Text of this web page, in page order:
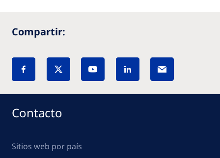
Compartir:
Contacto
Sitios web por país